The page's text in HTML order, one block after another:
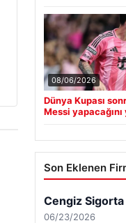
08/06/2026
Dünya Kupası
Messi yapacağını
Son Eklenen
Cengiz Sigorta
06/23/2026